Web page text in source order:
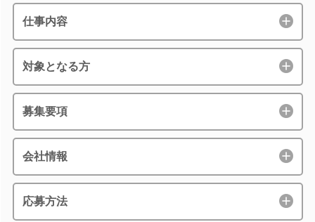
仕事内容
対象となる方
募集要項
会社情報
応募方法